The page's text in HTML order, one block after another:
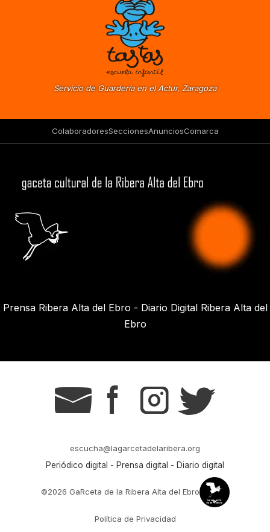
Servicio de Guardería en el Actur, Zaragoza
ColaboradoresSeccionesAnunciosComarca
Prensa Ribera Alta del Ebro - Diario Digital Ribera Alta del
Ebro
g s t r
escucha@lagarcetadelaribera.org
Periódico digital - Prensa digital - Diario digital
©2026 GaRceta de la Ribera Alta del Ebro
Política de Privacidad